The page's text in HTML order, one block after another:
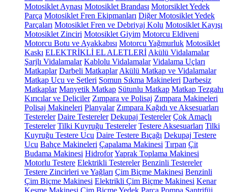
Motosiklet Aynası Motosiklet Brandası Motorsiklet Yedek
Parça Motosiklet Fren Ekipmanları Diğer Motosiklet Yedek
Parçaları Motosiklet Fren ve Debriyaj Kolu Motosiklet Kayışı
Motosiklet Zinciri Motosiklet Giyim Motorcu Eldiveni
Motorcu Botu ve Ayakkabısı Motorcu Yağmurluk Motosiklet
Kaskı ELEKTRİKLİ EL ALETLERİ Akülü Vidalamalar
Şarjlı Vidalamalar Kablolu Vidalamalar Vidalama Uçları
Matkaplar Darbeli Matkaplar Akülü Matkap ve Vidalamalar
Matkap Ucu ve Setleri Somun Sıkma Makineleri Darbesiz
Matkaplar Manyetik Matkap Sütunlu Matkap Matkap Tezgahı
Kırıcılar ve Deliciler Zımpara ve Polisaj Zımpara Makineleri
Polisaj Makineleri Planyalar Zımpara Kağıdı ve Aksesuarları
Testereler Daire Testereler Dekupaj Testereler Çok Amaçlı
Testereler Tilki Kuyruğu Testereler Testere Aksesuarları Tilki
Kuyruğu Testere Ucu Daire Testere Bıçağı Dekupaj Testere
Ucu Bahçe Makineleri Çapalama Makinesi Tırpan Çit
Budama Makinesi HidroforYaprak Toplama Makinesi
Motorlu Testere Elektrikli Testereler Benzinli Testereler
Testere Zincirleri ve Yağları Çim Biçme Makinesi Benzinli
Çim Biçme Makinesi Elektrikli Çim Biçme Makinesi Kenar
Kesme Makinesi Çim Biçme Yedek Parça Pompa Santrifüj